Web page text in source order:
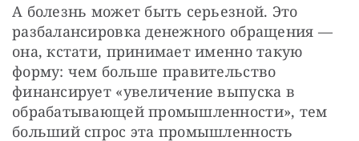
А болезнь может быть серьезной. Это
разбалансировка денежного обращения —
она, кстати, принимает именно такую
форму: чем больше правительство
финансирует «увеличение выпуска в
обрабатывающей промышленности», тем
больший спрос эта промышленность